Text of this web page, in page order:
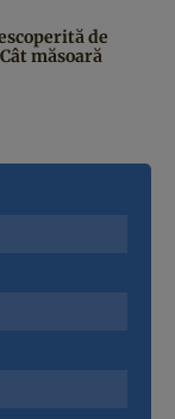
de
măsoară